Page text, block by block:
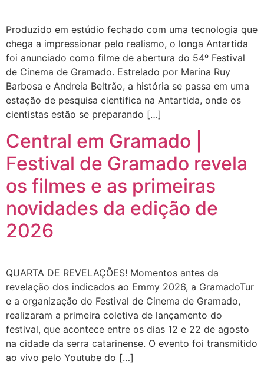
Produzido em estúdio fechado com uma tecnologia que
chega a impressionar pelo realismo, o longa Antartida
foi anunciado como filme de abertura do 54º Festival
de Cinema de Gramado. Estrelado por Marina Ruy
Barbosa e Andreia Beltrão, a história se passa em uma
estação de pesquisa cientifica na Antartida, onde os
cientistas estão se preparando […]
Central em Gramado |
Festival de Gramado revela
os filmes e as primeiras
novidades da edição de
2026
QUARTA DE REVELAÇÕES! Momentos antes da
revelação dos indicados ao Emmy 2026, a GramadoTur
e a organização do Festival de Cinema de Gramado,
realizaram a primeira coletiva de lançamento do
festival, que acontece entre os dias 12 e 22 de agosto
na cidade da serra catarinense. O evento foi transmitido
ao vivo pelo Youtube do […]